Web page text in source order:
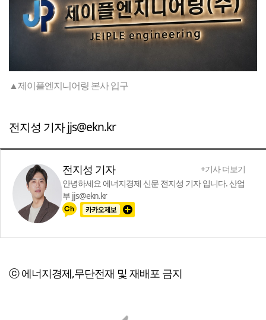
▲제이플엔지니어링 본사 입구
전지성 기자 jjs@ekn.kr
전지성 기자
+기사 더보기
안녕하세요 에너지경제 신문 전지성 기자 입니다. 산업
부 jjs@ekn.kr
ⓒ 에너지경제,무단전재 및 재배포 금지